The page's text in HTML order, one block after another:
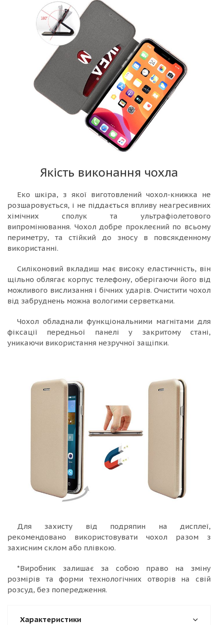
Якість виконання чохла
Еко шкіра, з якої виготовлений чохол-книжка не
розшаровується, і не піддається впливу неагресивних
хімічних сполук та ультрафіолетового
випромінювання. Чохол добре проклеєний по всьому
периметру, та стійкий до зносу в повсякденному
використанні.
Силіконовий вкладиш має високу еластичність, він
щільно облягає корпус телефону, оберігаючи його від
можливого вислизання і бічних ударів. Очистити чохол
від забруднень можна вологими серветками.
Чохол обладнали функціональними магнітами для
фіксації передньої панелі у закритому стані,
уникаючи використання незручної защіпки.
Для захисту від подряпин на дисплеї,
рекомендовано використовувати чохол разом з
захисним склом або плівкою.
*Виробник залишає за собою право на зміну
розмірів та форми технологічних отворів на свій
розсуд, без попередження.
Характеристики